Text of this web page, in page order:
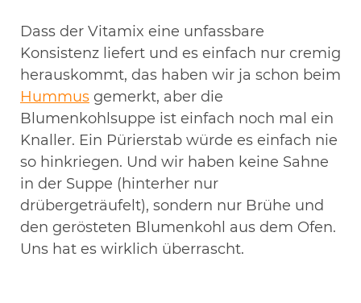
Dass der Vitamix eine unfassbare
Konsistenz liefert und es einfach nur cremig
herauskommt, das haben wir ja schon beim
Hummus gemerkt, aber die
Blumenkohlsuppe ist einfach noch mal ein
Knaller. Ein Pürierstab würde es einfach nie
so hinkriegen. Und wir haben keine Sahne
in der Suppe (hinterher nur
drübergeträufelt), sondern nur Brühe und
den gerösteten Blumenkohl aus dem Ofen.
Uns hat es wirklich überrascht.